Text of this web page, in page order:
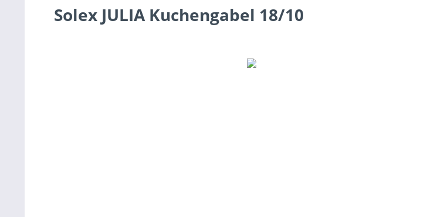
Solex JULIA Kuchengabel 18/10